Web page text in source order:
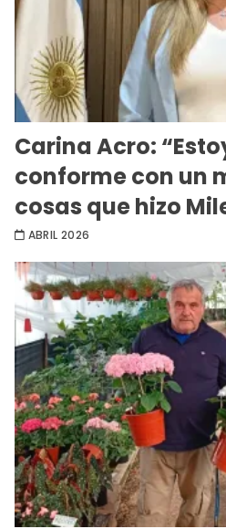
Carina Acro:
conforme con un
cosas que hizo
ABRIL 2026